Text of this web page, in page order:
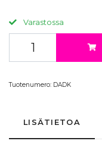
Varastossa
Tuotenumero: DADK
LISÄTIETOA